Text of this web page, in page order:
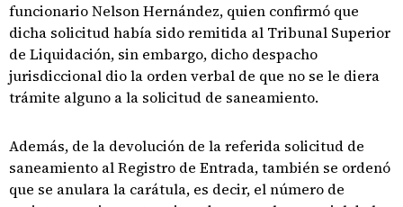
funcionario Nelson Hernández, quien confirmó que
dicha solicitud había sido remitida al Tribunal Superior
de Liquidación, sin embargo, dicho despacho
jurisdiccional dio la orden verbal de que no se le diera
trámite alguno a la solicitud de saneamiento.
Además, de la devolución de la referida solicitud de
saneamiento al Registro de Entrada, también se ordenó
que se anulara la carátula, es decir, el número de